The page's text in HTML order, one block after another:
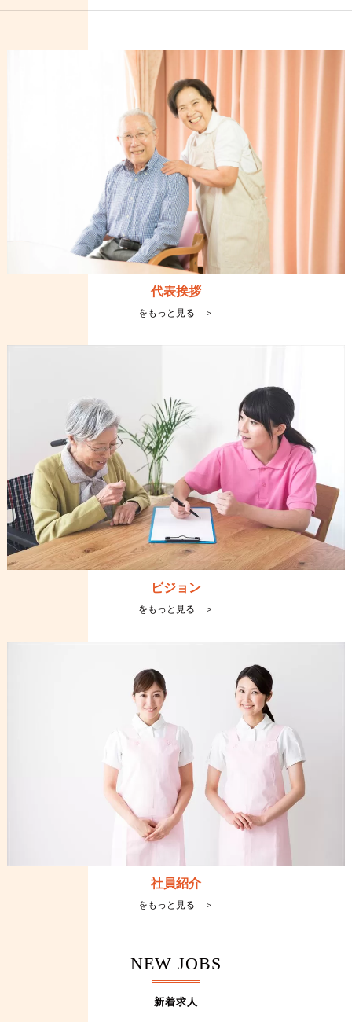
代表挨拶
をもっと見る ＞
ビジョン
をもっと見る ＞
社員紹介
をもっと見る ＞
新着求人
NEW JOBS